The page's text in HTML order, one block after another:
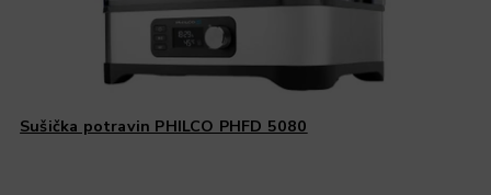
Sušička potravin PHILCO PHFD 5080